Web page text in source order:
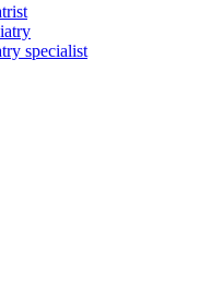
specialist